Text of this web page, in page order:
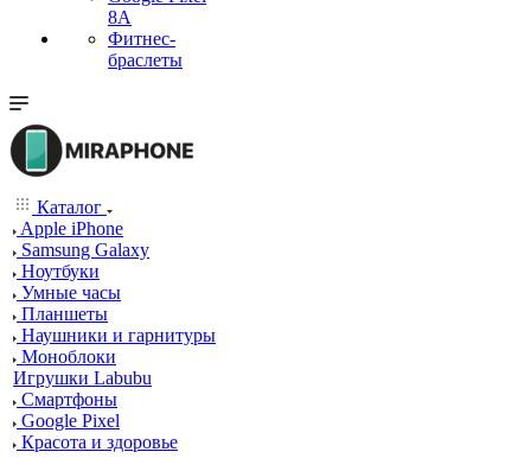
8A
Фитнес-
браслеты
Каталог
Apple iPhone
Samsung Galaxy
Ноутбуки
Умные часы
Планшеты
Наушники и гарнитуры
Моноблоки
Игрушки Labubu
Смартфоны
Google Pixel
Красота и здоровье